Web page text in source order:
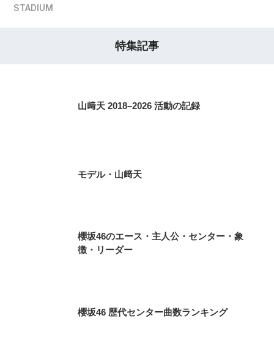
STADIUM
特集記事
山﨑天 2018–2026 活動の記録
モデル・山﨑天
櫻坂46のエース・主人公・センター・象
徴・リーダー
櫻坂46 歴代センター曲数ランキング